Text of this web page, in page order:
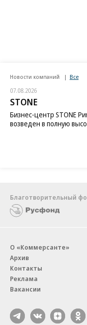
Новости компаний Все
07.08.2026
STONE
Бизнес-центр STONE
возведен в полную
Благотворительный
О «Коммерсанте»
Архив
Контакты
Реклама
Вакансии